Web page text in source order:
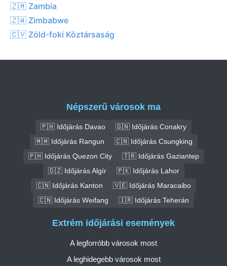
🇿🇲 Zambia
🇿🇼 Zimbabwe
🇨🇻 Zöld-foki Köztársaság
Népszerű városok ma
🇵🇭 Időjárás Davao
🇬🇳 Időjárás Conakry
🇲🇲 Időjárás Rangun
🇨🇳 Időjárás Csungking
🇵🇭 Időjárás Quezon City
🇹🇷 Időjárás Gaziantep
🇩🇿 Időjárás Algír
🇵🇰 Időjárás Lahor
🇨🇳 Időjárás Kanton
🇻🇪 Időjárás Maracaibo
🇨🇳 Időjárás Weifang
🇮🇷 Időjárás Teherán
Extrém időjárási események
A legforróbb városok most
A leghidegebb városok most